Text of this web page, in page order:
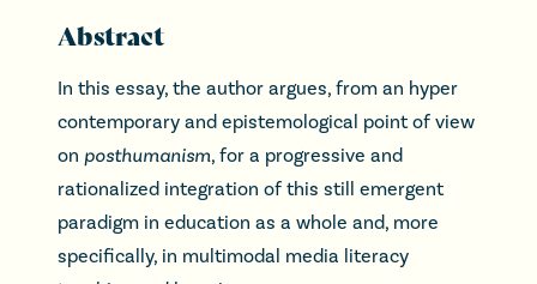
Abstract
In this essay, the author argues, from an hyper
contemporary and epistemological point of view
on posthumanism, for a progressive and
rationalized integration of this still emergent
paradigm in education as a whole and, more
specifically, in multimodal media literacy